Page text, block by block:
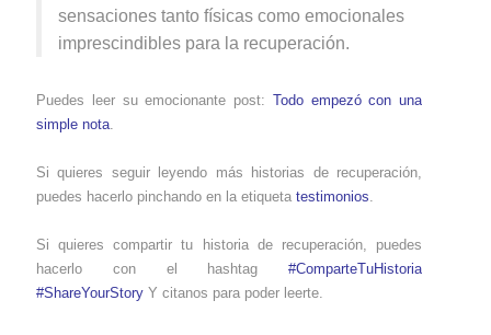
sensaciones tanto físicas como emocionales
imprescindibles para la recuperación.
Puedes leer su emocionante post: Todo empezó con una
simple nota
Si quieres seguir leyendo más historias de recuperación,
puedes hacerlo pinchando en la etiqueta testimonios
Si quieres compartir tu historia de recuperación, puedes
hacerlo con el hashtag #ComparteTuHistoria
#ShareYourStory Y citanos para poder leerte.